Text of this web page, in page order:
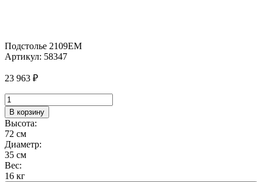
Подстолье 2109EM
Артикул: 58347
23 963 ₽
Количество
товара
Подстолье
2109EM
В корзину
Высота:
72 см
Диаметр:
35 см
Вес:
16 кг